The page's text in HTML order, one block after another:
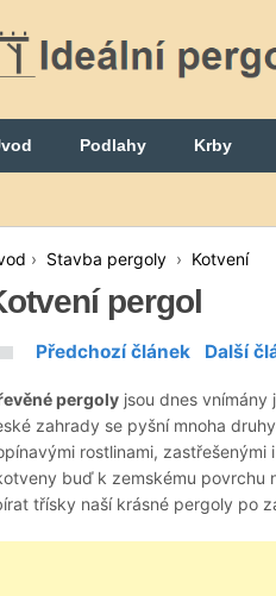
Podlahy Krby
› Stavba pergoly › Kotvení
pergol
Předchozí článek Další
pergoly jsou dnes
zahrady se pyšní mnoha
rostlinami,
buď k zemskému povrchu
třísky naší krásné pergoly po